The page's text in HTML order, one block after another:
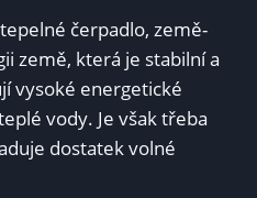
čerpadlo,⁣ země-
země, která je stabilní a
vysoké ​energetické
vody. ​Je však třeba
dostatek ​volné